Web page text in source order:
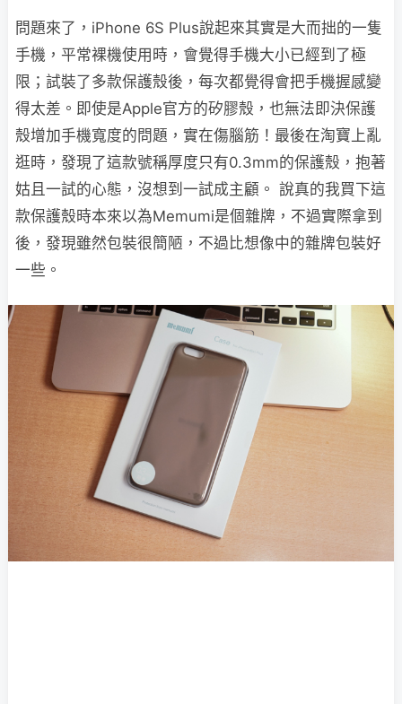
問題來了，iPhone 6S Plus說起來其實是大而拙的一隻
手機，平常裸機使用時，會覺得手機大小已經到了極
限；試裝了多款保護殼後，每次都覺得會把手機握感變
得太差。即使是Apple官方的矽膠殼，也無法即決保護
殼增加手機寬度的問題，實在傷腦筋！最後在淘寶上亂
逛時，發現了這款號稱厚度只有0.3mm的保護殼，抱著
姑且一試的心態，沒想到一試成主顧。 說真的我買下這
款保護殼時本來以為Memumi是個雜牌，不過實際拿到
後，發現雖然包裝很簡陋，不過比想像中的雜牌包裝好
一些。